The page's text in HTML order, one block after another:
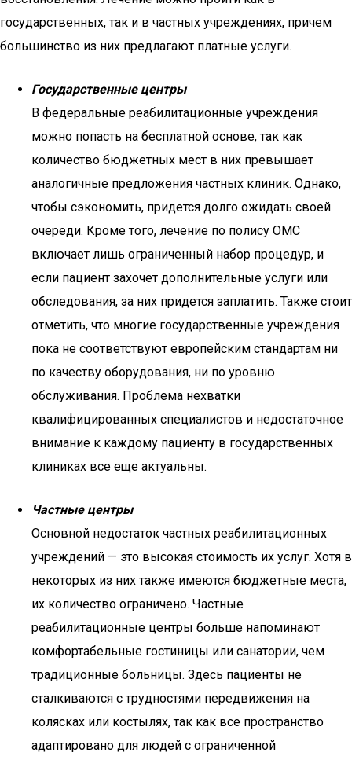
государственных, так и в частных учреждениях, причем
большинство из них предлагают платные услуги.
Государственные центры
В федеральные реабилитационные учреждения
можно попасть на бесплатной основе, так как
количество бюджетных мест в них превышает
аналогичные предложения частных клиник. Однако,
чтобы сэкономить, придется долго ожидать своей
очереди. Кроме того, лечение по полису ОМС
включает лишь ограниченный набор процедур, и
если пациент захочет дополнительные услуги или
обследования, за них придется заплатить. Также стоит
отметить, что многие государственные учреждения
пока не соответствуют европейским стандартам ни
по качеству оборудования, ни по уровню
обслуживания. Проблема нехватки
квалифицированных специалистов и недостаточное
внимание к каждому пациенту в государственных
клиниках все еще актуальны.
Частные центры
Основной недостаток частных реабилитационных
учреждений — это высокая стоимость их услуг. Хотя в
некоторых из них также имеются бюджетные места,
их количество ограничено. Частные
реабилитационные центры больше напоминают
комфортабельные гостиницы или санатории, чем
традиционные больницы. Здесь пациенты не
сталкиваются с трудностями передвижения на
колясках или костылях, так как все пространство
адаптировано для людей с ограниченной